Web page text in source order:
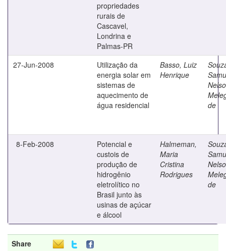
propriedades
rurais de
Cascavel,
Londrina e
Palmas-PR
27-Jun-2008
Utilização da
energia solar em
sistemas de
aquecimento de
água residencial
Basso, Luiz
Henrique
de
8-Feb-2008
Potencial e
custois de
produção de
hidrogênio
eletrolítico no
Brasil junto às
usinas de açúcar
e álcool
Halmeman,
Maria
Cristina
Rodrigues
de
Share